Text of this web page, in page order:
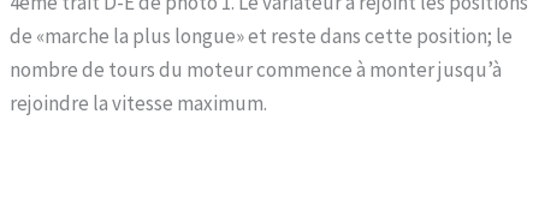
de «marche la plus longue» et reste dans cette position; le
nombre de tours du moteur commence à monter jusqu’à
rejoindre la vitesse maximum.